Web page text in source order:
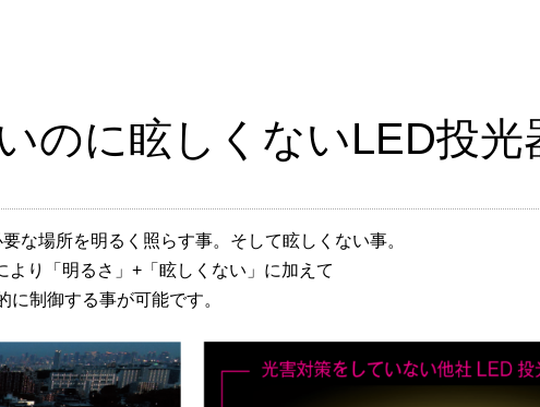
のに眩しくないLED投光
な場所を明るく照らす事。そして眩しくない事。
より「明るさ」+「眩しくない」に加えて
に制御する事が可能です。